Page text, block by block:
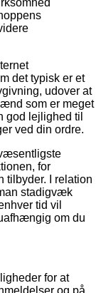
det typisk er et
udover at
som er meget
god lejlighed til
ved din ordre.
for
tilbyder. I relation
stadigvæk
tid vil
om du
for at
og på